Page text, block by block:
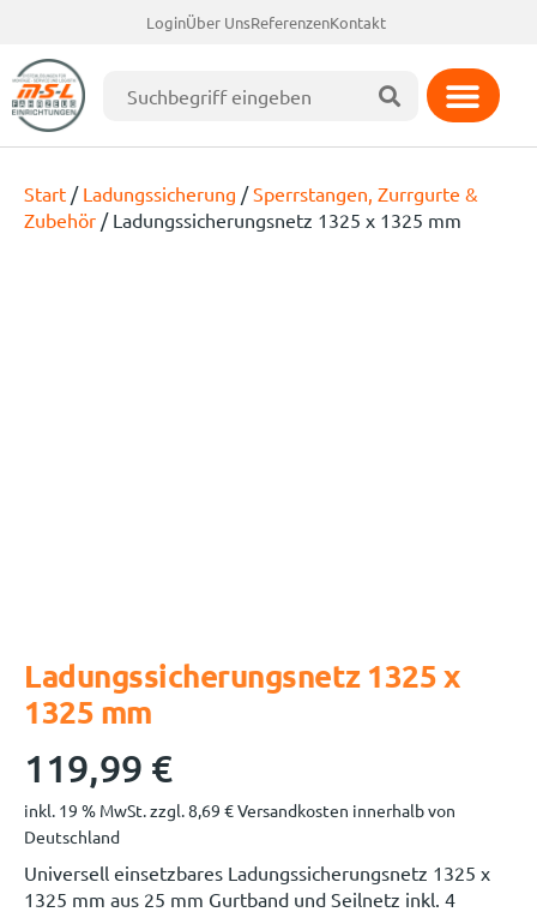
LoginÜber UnsReferenzenKontakt
Start / Ladungssicherung /Sperrstangen, Zurrgurte &
Zubehör / Ladungssicherungsnetz 1325 x 1325 mm
Ladungssicherungsnetz 1325 x
1325 mm
119,99 €
inkl. 19 % MwSt.zzgl.8,69 €Versandkosten innerhalb von
Deutschland
Universell einsetzbares Ladungssicherungsnetz 1325 x
1325 mm aus 25 mm Gurtband und Seilnetz inkl. 4